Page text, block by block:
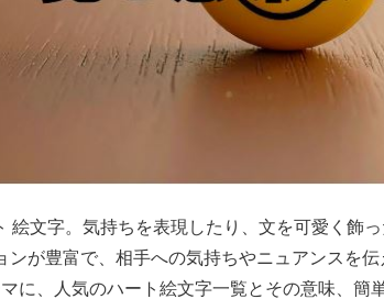
絵文字。気持ちを表現したり、文を可愛く飾
が豊富で、相手への気持ちやニュアンスを
に、人気のハート絵文字一覧とその意味、簡